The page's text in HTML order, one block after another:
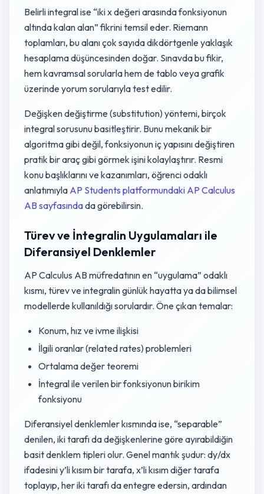
Belirli integral ise “iki x değeri arasında fonksiyonun
altında kalan alan” fikrini temsil eder. Riemann
toplamları, bu alanı çok sayıda dikdörtgenle yaklaşık
hesaplama düşüncesinden doğar. Sınavda bu fikir,
hem kavramsal sorularla hem de tablo veya grafik
üzerinde yorum sorularıyla test edilir.
Değişken değiştirme (substitution) yöntemi, birçok
integral sorusunu basitleştirir. Bunu mekanik bir
algoritma gibi değil, fonksiyonun iç yapısını değiştiren
pratik bir araç gibi görmek işini kolaylaştırır. Resmi
konu başlıklarını ve kazanımları, öğrenci odaklı
anlatımıyla AP Students platformundaki AP Calculus
AB sayfasındada görebilirsin.
Türev ve İntegralin Uygulamaları ile
Diferansiyel Denklemler
AP Calculus AB müfredatının en “uygulama” odaklı
kısmı, türev ve integralin günlük hayatta ya da bilimsel
modellerde kullanıldığı sorulardır. Öne çıkan temalar:
Konum, hız ve ivme ilişkisi
İlgili oranlar (related rates) problemleri
Ortalama değer teoremi
İntegral ile verilen bir fonksiyonun birikim
fonksiyonu
Diferansiyel denklemler kısmında ise, “separable”
denilen, iki tarafı da değişkenlerine göre ayırabildiğin
basit denklem tipleri olur. Genel mantık şudur: dy/dx
ifadesini y’li kısım bir tarafa, x’li kısım diğer tarafa
toplayıp, her iki tarafı da entegre edersin, ardından